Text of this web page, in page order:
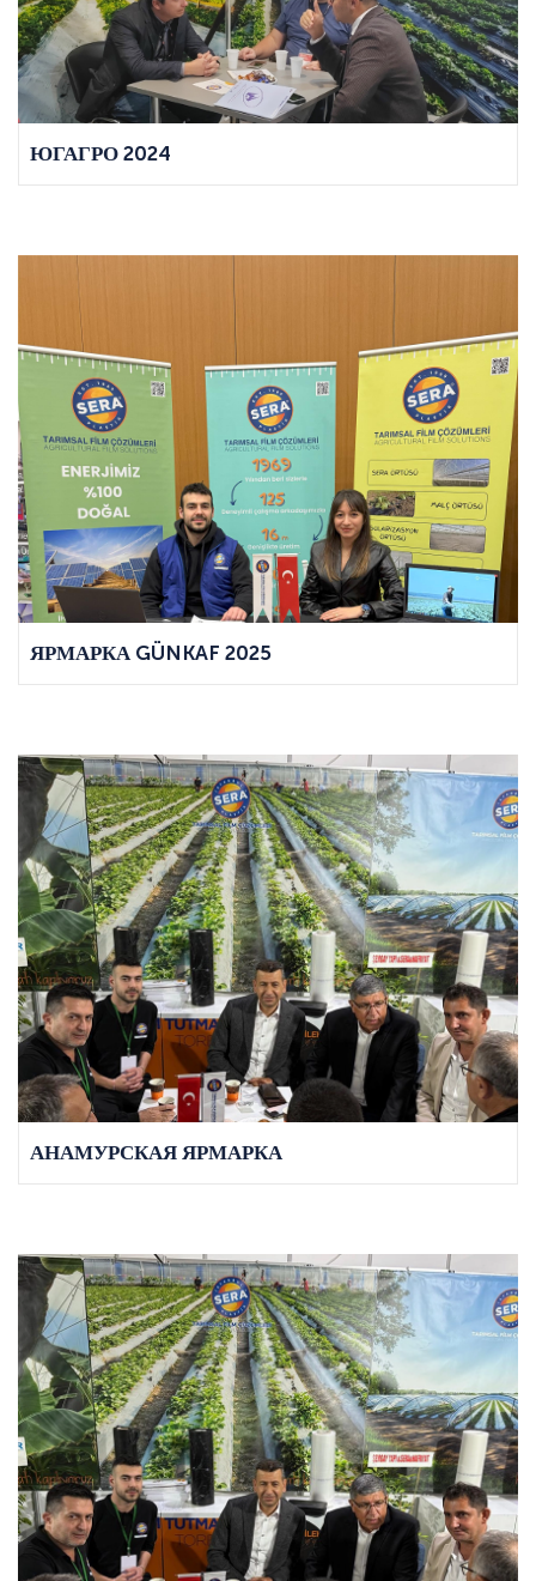
ЮГАГРО 2024
ЯРМАРКА GÜNKAF 2025
АНАМУРСКАЯ ЯРМАРКА